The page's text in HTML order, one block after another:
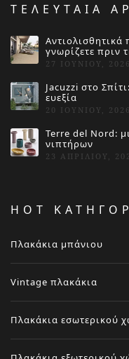
ΤΕΛΕΥΤΑΙΑ
γνωρίζετε πριν
27 ΙΟΥΝΊΟΥ, 2026
Jacuzzi στο
ευεξία
20 ΙΟΥΝΊΟΥ, 2026
Terre del Nord:
νιπτήρων
23 ΑΠΡΙΛΊΟΥ,
HOT
Πλακάκια μπάνιου
Vintage πλακάκια
Πλακάκια εσωτερικού